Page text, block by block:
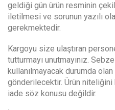
geldiği gün ürün resminin
iletilmesi ve sorunun yazılı
gerekmektedir.
Kargoyu size ulaştıran
tutturmayı unutmayınız.
kullanılmayacak durumda
gönderilecektir. Ürün
iade söz konusu değildir.